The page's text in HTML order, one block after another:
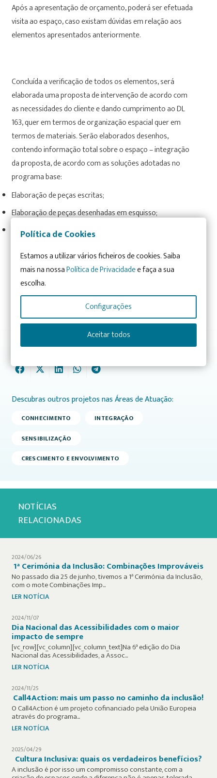
Após a apresentação de orçamento, poderá ser efetuada
visita ao espaço, caso existam dúvidas em relação aos
elementos apresentados anteriormente.
Concluída a verificação de todos os elementos, será
elaborada uma proposta de intervenção de acordo com
as necessidades do cliente e dando cumprimento ao DL
163, quer em termos de organização espacial quer em
termos de materiais. Serão elaborados desenhos,
contendo informação total sobre o espaço – integração
da proposta, de acordo com as soluções adotadas no
programa base:
Elaboração de peças escritas;
Elaboração de peças desenhadas em esquisso;
Elaboração de peças desenhadas em autocad.
daremos seguimento aos de pedidos de orçamento.
VALOR SOB CONSULTA. PEÇA MAIS
INFORMAÇÕES.
Partilhe este projeto:
Descubras outros projetos nas Áreas de Atuação:
CONHECIMENTO
INTEGRAÇÃO
SENSIBILIZAÇÃO
CRESCIMENTO E ENVOLVIMENTO
NOTÍCIAS
RELACIONADAS
2024/06/26
1ª Cerimónia da Inclusão: Combinações Improváveis
No passado dia 25 de junho, tivemos a 1ª Cerimónia da Inclusão,
com o mote Combinações Imp...
LER NOTÍCIA
2024/11/07
Dia Nacional das Acessibilidades com o maior
impacto de sempre
[vc_row][vc_column][vc_column_text]Na 6ª edição do Dia
Nacional das Acessibilidades, a Assoc...
LER NOTÍCIA
2024/11/25
Call4Action: mais um passo no caminho da inclusão!
O Call4Action é um projeto cofinanciado pela União Europeia
através do programa...
LER NOTÍCIA
2025/04/29
Cultura Inclusiva: quais os verdadeiros benefícios?
A inclusão é por isso um compromisso constante, com a
Política de Cookies
Estamos a utilizar vários ficheiros de cookies. Saiba
mais na nossaPolítica de Privacidadee faça a sua
escolha.
Configurações
Aceitar todos